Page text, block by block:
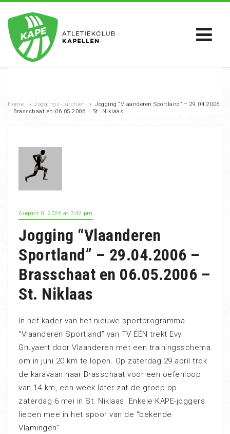
Home › Joggings - archief › Jogging “Vlaanderen Sportland” – 29.04.2006
– Brasschaat en 06.05.2006 – St. Niklaas
August 8, 2026 at 3:42 pm
Jogging “Vlaanderen
Sportland” – 29.04.2006 –
Brasschaat en 06.05.2006 –
St. Niklaas
In het kader van het nieuwe sportprogramma
“Vlaanderen Sportland” van TV ÉÉN trekt Evy
Gruyaert door Vlaanderen met een trainingsschema
om in juni 20 km te lopen. Op zaterdag 29 april trok
de karavaan naar Brasschaat voor een oefenloop
van 14 km, een week later zat de groep op
zaterdag 6 mei in St. Niklaas. Enkele KAPE-joggers
liepen mee in het spoor van de “bekende
Vlamingen”.